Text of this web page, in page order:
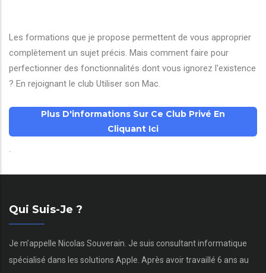
Les formations que je propose permettent de vous approprier
complètement un sujet précis. Mais comment faire pour
perfectionner des fonctionnalités dont vous ignorez l'existence
? En rejoignant le club Utiliser son Mac.
Plus D'informations Sur Ce Club Privé En
Cliquant Ici
.
Qui Suis-Je ?
Je m’appelle Nicolas Souverain. Je suis consultant informatique
spécialisé dans les solutions Apple. Après avoir travaillé 6 ans au